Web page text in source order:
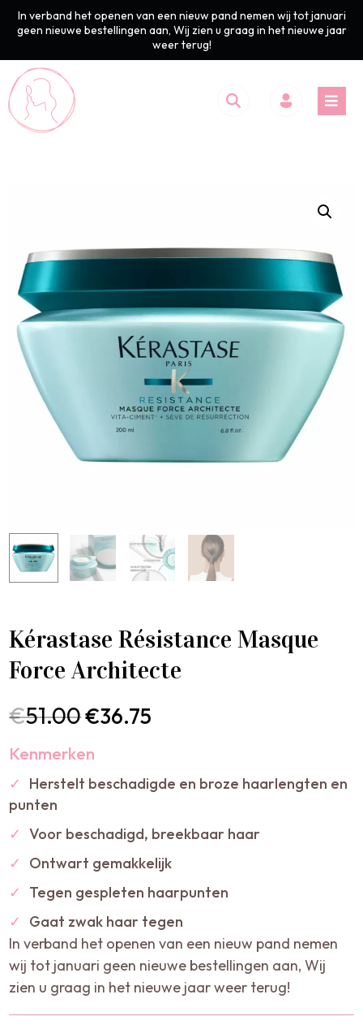
In verband het openen van een nieuw pand nemen wij tot januari
geen nieuwe bestellingen aan, Wij zien u graag in het nieuwe jaar
weer terug!
Kérastase Résistance Masque
Force Architecte
€51.00€36.75
Kenmerken
✓
Herstelt beschadigde en broze haarlengten en
punten
✓ Voor beschadigd, breekbaar haar
✓
Ontwart gemakkelijk
✓
Tegen gespleten haarpunten
✓
Gaat zwak haar tegen
In verband het openen van een nieuw pand nemen
wij tot januari geen nieuwe bestellingen aan, Wij
zien u graag in het nieuwe jaar weer terug!